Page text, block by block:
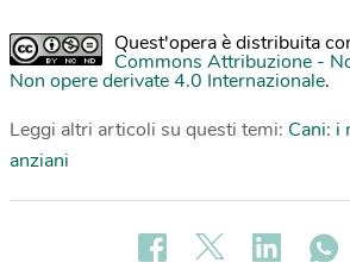
Quest'opera è distribuita
Commons Attribuzione -
Non opere derivate 4.0 Internazionale.
Leggi altri articoli su questi temi: Cani: i
anziani